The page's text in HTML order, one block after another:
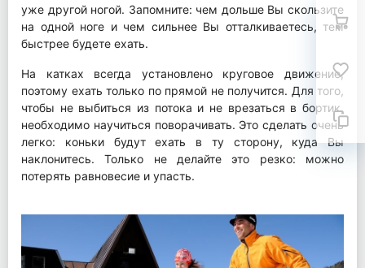
уже другой ногой. Запомните: чем дольше Вы скользите
на одной ноге и чем сильнее Вы отталкиваетесь, тем
быстрее будете ехать.
На катках всегда установлено круговое движение,
поэтому ехать только по прямой не получится. Для того,
чтобы не выбиться из потока и не врезаться в бортик,
необходимо научиться поворачивать. Это сделать очень
легко: коньки будут ехать в ту сторону, куда Вы
наклонитесь. Только не делайте это резко: можно
потерять равновесие и упасть.